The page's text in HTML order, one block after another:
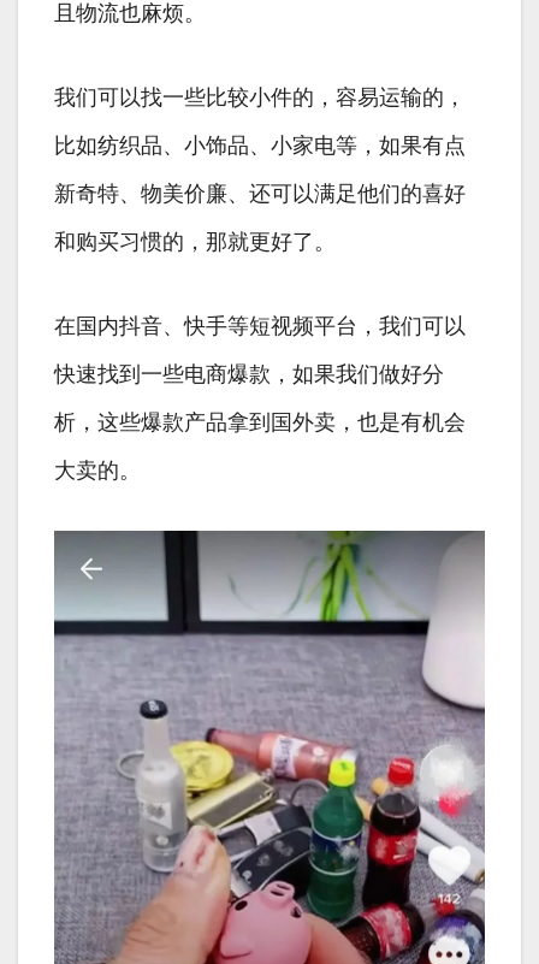
且物流也麻烦。
我们可以找一些比较小件的，容易运输的，
比如纺织品、小饰品、小家电等，如果有点
新奇特、物美价廉、还可以满足他们的喜好
和购买习惯的，那就更好了。
在国内抖音、快手等短视频平台，我们可以
快速找到一些电商爆款，如果我们做好分
析，这些爆款产品拿到国外卖，也是有机会
大卖的。